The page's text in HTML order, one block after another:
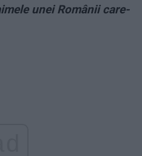
unei Românii care-